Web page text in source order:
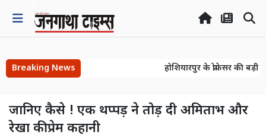
Breaking News
होशियारपुर के प्रोफेसर की
जानिए कैसे ! एक थप्पड़ ने तोड़ दी अमिताभ और
रेखा की प्रेम कहानी